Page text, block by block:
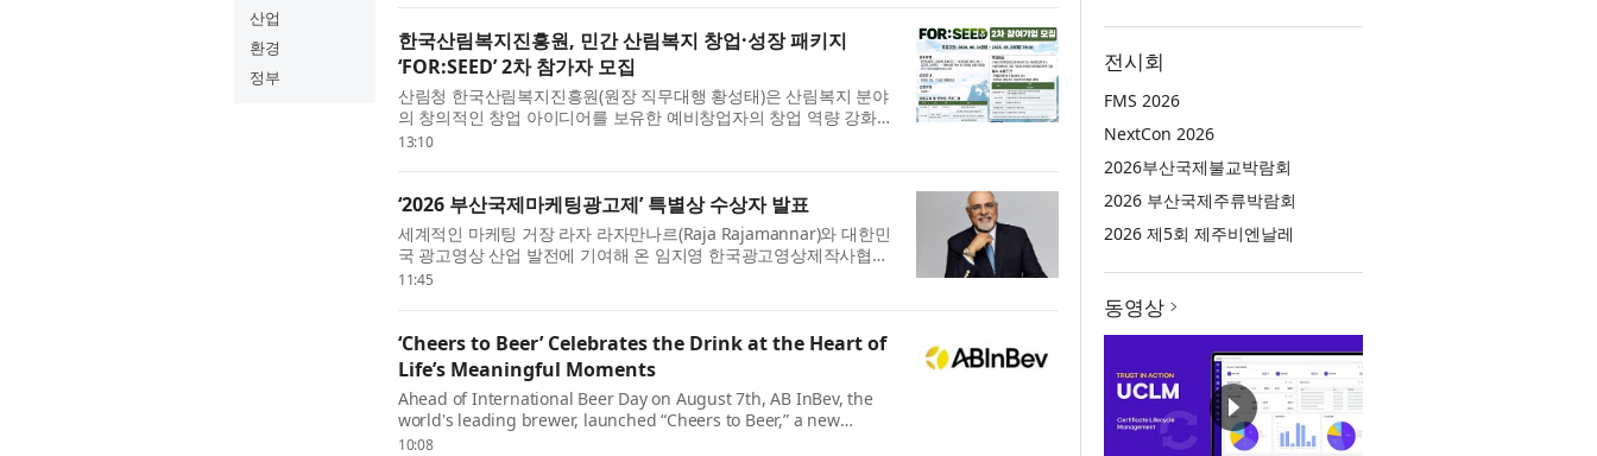
산업
환경
정부
한국산림복지진흥원, 민간 산림복지 창업·성장 패키지
‘FOR:SEED’ 2차 참가자 모집
산림청 한국산림복지진흥원(원장 직무대행 황성태)은 산림복지 분야
의 창의적인 창업 아이디어를 보유한 예비창업자의 창업 역량 강화
를 지원하기 위해 ‘2026년 민간 산림복지 창업·성장 패키지
13:10
‘2026 부산국제마케팅광고제’ 특별상 수상자 발표
세계적인 마케팅 거장 라자 라자만나르(Raja Rajamannar)와 대한민
국 광고영상 산업 발전에 기여해 온 임지영 한국광고영상제작사협회
회장이 ‘2026 부산국제마케팅광고제(MAD STARS 2026)’에서 특별상
11:45
‘Cheers to Beer’ Celebrates the Drink at the Heart of
Life’s Meaningful Moments
Ahead of International Beer Day on August 7th, AB InBev, the
world's leading brewer, launched “Cheers to Beer,” a new
global campaign celebrating the timeless role beer plays in
10:08
전시회
FMS 2026
NextCon 2026
2026부산국제불교박람회
2026 부산국제주류박람회
2026 제5회 제주비엔날레
동영상